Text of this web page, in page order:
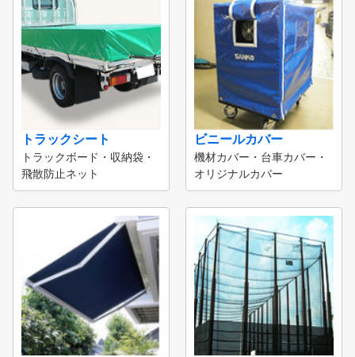
トラックシート
トラックボード・収納袋・
飛散防止ネット
ビニールカバー
機材カバー・台車カバー・
オリジナルカバー